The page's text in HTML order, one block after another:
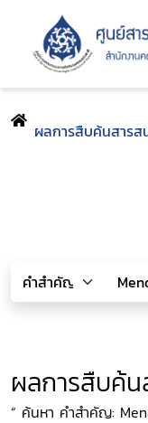
ผลการสืบค้นสารส
ผลการสืบค้น
“ ค้นหา คำสำคัญ: